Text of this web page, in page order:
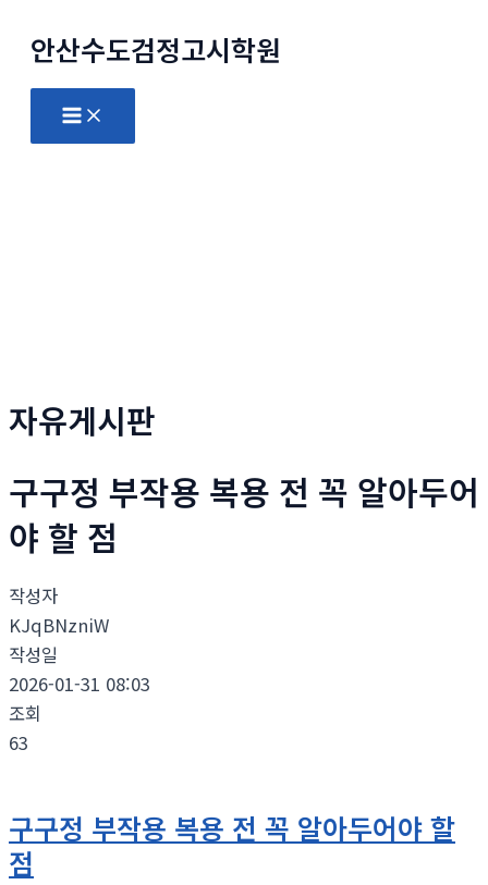
안산수도검정고시학원
Main
Menu
자유게시판
구구정 부작용 복용 전 꼭 알아두어
야 할 점
작성자
KJqBNzniW
작성일
2026-01-31 08:03
조회
63
구구정 부작용 복용 전 꼭 알아두어야 할
점